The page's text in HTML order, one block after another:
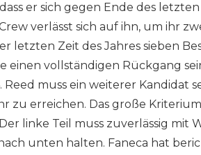
er sich gegen Ende des
verlässt sich auf ihn, um ihr
letzten Zeit des Jahres sieben
vollständigen Rückgang
Reed muss ein weiterer
zu erreichen. Das große
linke Teil muss zuverlässig
unten halten. Faneca hat